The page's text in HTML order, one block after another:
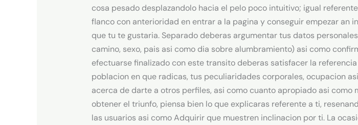
cosa pesado desplazandolo hacia el pelo poco intuitivo; igual
flanco con anterioridad en entrar a la pagina y conseguir empezar an
que tu te gustaria. Separado deberas argumentar tus datos
camino, sexo, pais asi­ como dia sobre alumbramiento) asi­ como
efectuarse finalizado con este transito deberas satisfacer la
poblacion en que radicas, tus peculiaridades corporales, ocupacion
acerca de darte a otros perfiles, asi como cuanto apropiado asi­ como
obtener el triunfo, piensa bien lo que explicaras referente a ti,
las usuarios asi­ como Adquirir que muestren inclinacion por ti. La